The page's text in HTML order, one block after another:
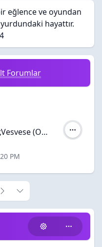
eğlence ve oyundan
hayattır.
Forumlar
Takınıtlar,Korkular,Vesvese (Obsesif OKB)
PM